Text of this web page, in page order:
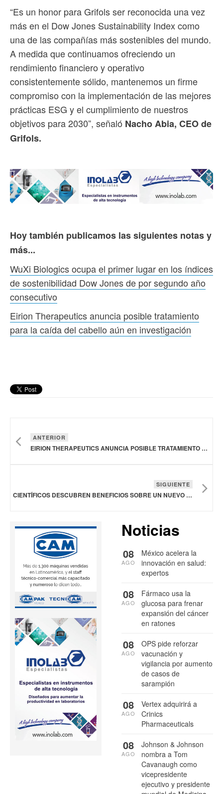
“Es un honor para Grifols ser reconocida una vez
más en el Dow Jones Sustainability Index como
una de las compañías más sostenibles del mundo.
A medida que continuamos ofreciendo un
rendimiento financiero y operativo
consistentemente sólido, mantenemos un firme
compromiso con la implementación de las mejores
prácticas ESG y el cumplimiento de nuestros
objetivos para 2030”, señaló Nacho Abia, CEO de
Grifols.
Hoy también publicamos las siguientes notas y
más...
WuXi Biologics ocupa el primer lugar en los índices
de sostenibilidad Dow Jones de por segundo año
consecutivo
Eirion Therapeutics anuncia posible tratamiento
para la caída del cabello aún en investigación
ANTERIOR
EIRION THERAPEUTICS ANUNCIA POSIBLE TRATAMIENTO PARA LA CAÍDA DEL CABELLO AÚN EN INVESTIGACIÓN
SIGUIENTE
CIENTÍFICOS DESCUBREN BENEFICIOS SOBRE UN NUEVO FÁRMACO PARA PREVENIR LA MIGRAÑA
Noticias
México acelera la
innovación en salud:
expertos
08
AGO
Fármaco usa la
glucosa para frenar
expansión del cáncer
en ratones
08
AGO
OPS pide reforzar
vacunación y
vigilancia por aumento
de casos de
sarampión
08
AGO
Vertex adquirirá a
Crinics
Pharmaceuticals
08
AGO
Johnson & Johnson
nombra a Tom
Cavanaugh como
vicepresidente
ejecutivo y presidente
08
AGO